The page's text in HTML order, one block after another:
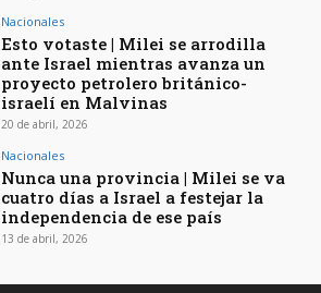
Nacionales
Esto votaste | Milei se arrodilla
ante Israel mientras avanza un
proyecto petrolero británico-
israelí en Malvinas
20 de abril, 2026
Nacionales
Nunca una provincia | Milei se va
cuatro días a Israel a festejar la
independencia de ese país
13 de abril, 2026